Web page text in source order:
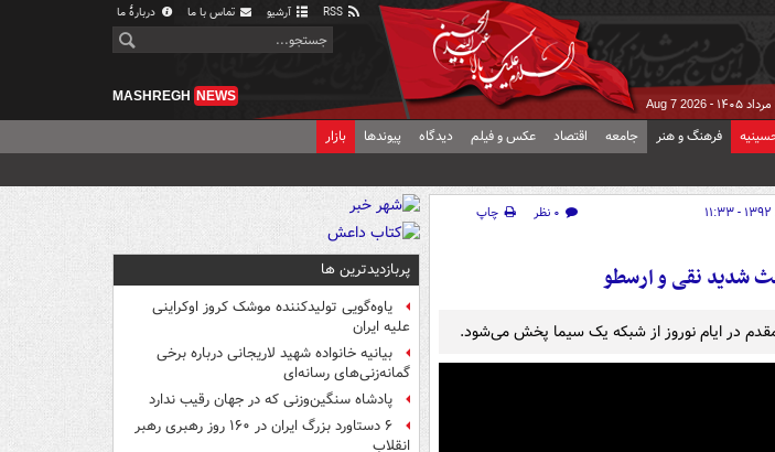
آرشیو تماس با ما دربارهٔ ما
Aug 7 2026
MASHREGH NEWS
فرهنگ و هنر جامعه اقتصاد عکس و فیلم دیدگاه پیوندها بازار
۰ نظر
چاپ
شدید نقی و ارسطو پربازدیدترین ها
یاوه‌گویی تولیدکننده موشک کروز اوکراینی
علیه ایران
بیانیه خانواده شهید لاریجانی درباره برخی
گمانه‌زنی‌های رسانه‌ای
پادشاه سنگین‌وزنی که در جهان رقیب ندارد
۶ دستاورد بزرگ ایران در ۱۶۰ روز رهبری رهبر
انقلاب